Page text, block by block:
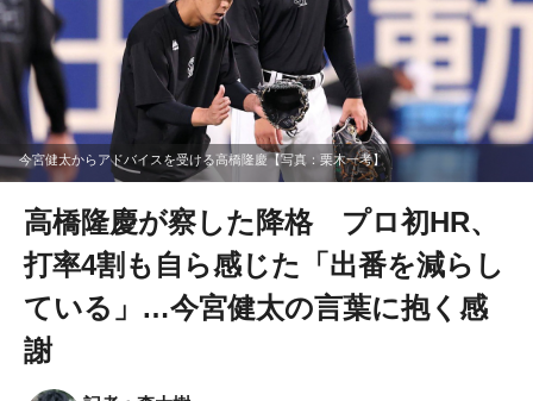
今宮健太からアドバイスを受ける高橋隆慶【写真：栗木一考】
高橋隆慶が察した降格 プロ初HR、
打率4割も自ら感じた「出番を減らし
ている」…今宮健太の言葉に抱く感
謝